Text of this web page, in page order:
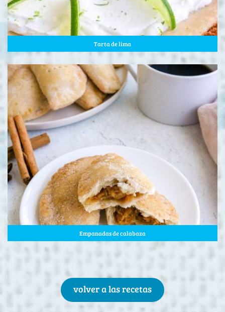
Tarta de lima
Empanadas de calabaza
volver a las recetas